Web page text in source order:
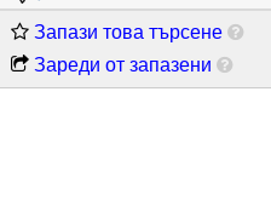
Запази това търсене
Зареди от запазени